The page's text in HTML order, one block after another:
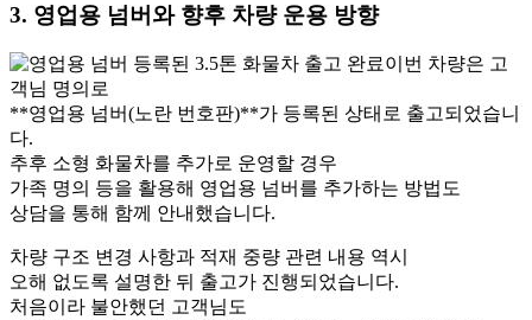
3. 영업용 넘버와 향후 차량 운용 방향
이번 차량은 고
객님 명의로
**영업용 넘버(노란 번호판)**가 등록된 상태로 출고되었습니
다.
추후 소형 화물차를 추가로 운영할 경우
가족 명의 등을 활용해 영업용 넘버를 추가하는 방법도
상담을 통해 함께 안내했습니다.
차량 구조 변경 사항과 적재 중량 관련 내용 역시
오해 없도록 설명한 뒤 출고가 진행되었습니다.
처음이라 불안했던 고객님도